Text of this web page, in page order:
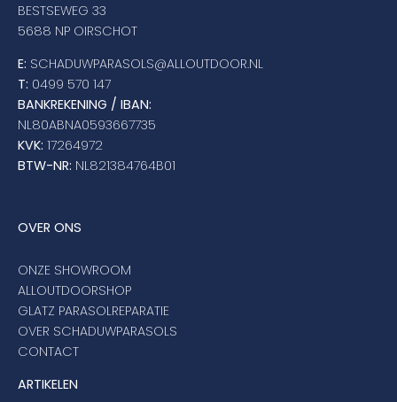
BESTSEWEG 33
5688 NP OIRSCHOT
E: SCHADUWPARASOLS@ALLOUTDOOR.NL
T: 0499 570 147
BANKREKENING / IBAN:
NL80ABNA0593667735
KVK: 17264972
BTW-NR: NL821384764B01
OVER ONS
ONZE SHOWROOM
ALLOUTDOORSHOP
GLATZ PARASOLREPARATIE
OVER SCHADUWPARASOLS
CONTACT
ARTIKELEN